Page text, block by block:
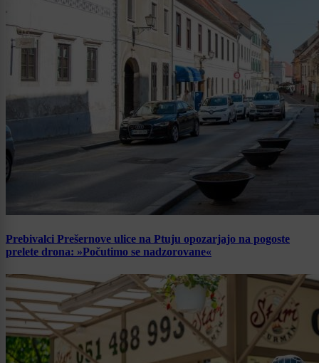
Prebivalci Prešernove ulice na Ptuju opozarjajo na pogoste
prelete drona: »Počutimo se nadzorovane«